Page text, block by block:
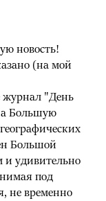
новость!
(на мой
журнал "День
Большую
Большой
и удивительно
под
не временно